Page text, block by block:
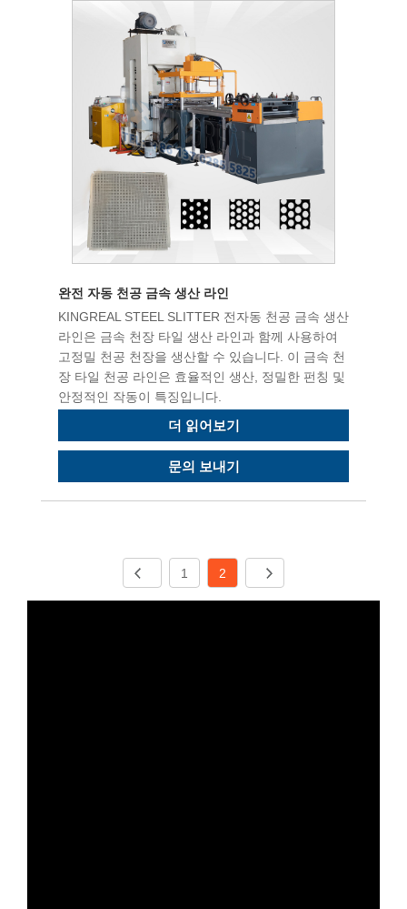
완전 자동 천공 금속 생산 라인
KINGREAL STEEL SLITTER 전자동 천공 금속 생산
라인은 금속 천장 타일 생산 라인과 함께 사용하여
고정밀 천공 천장을 생산할 수 있습니다. 이 금속 천
장 타일 천공 라인은 효율적인 생산, 정밀한 펀칭 및
안정적인 작동이 특징입니다.
더 읽어보기
문의 보내기
1 2